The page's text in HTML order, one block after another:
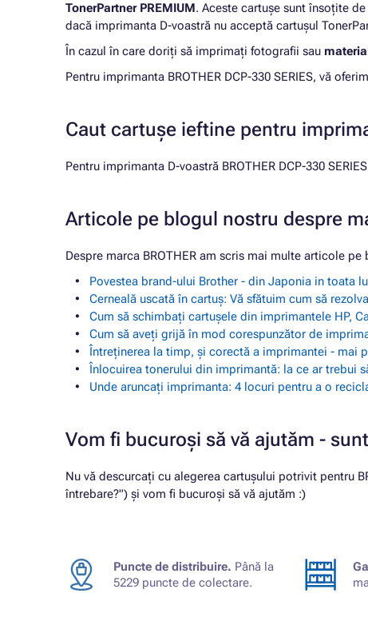
TonerPartner PREMIUM. Aceste cartușe sunt însoțite de
dacă imprimanta D-voastră nu acceptă cartușul
În cazul în care doriți să imprimați fotografii sau
Pentru imprimanta BROTHER DCP-330 SERIES, vă
Caut cartușe ieftine pentru
Pentru imprimanta D-voastră BROTHER DCP-330
Articole pe blogul nostru despre
Despre marca BROTHER am scris mai multe articole pe
Povestea brand-ului Brother - din Japonia in toata
Cerneală uscată în cartuș: Vă sfătuim cum să
Cum să schimbați cartușele din imprimantele HP,
Cum să aveți grijă în mod corespunzător de
Întreținerea la timp, și corectă a imprimantei - mai
Înlocuirea tonerului din imprimantă: la ce ar trebui
Unde aruncați imprimanta: 4 locuri pentru a o
Vom fi bucuroși să vă ajutăm -
Nu vă descurcați cu alegerea cartușului potrivit pentru
întrebare?") și vom fi bucuroși să vă ajutăm :)
Puncte de distribuire. Până la
5229 puncte de colectare.